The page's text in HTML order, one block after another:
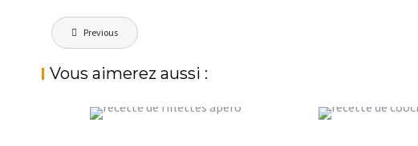
Navigation
de
l’article
Previous
Vous aimerez aussi :